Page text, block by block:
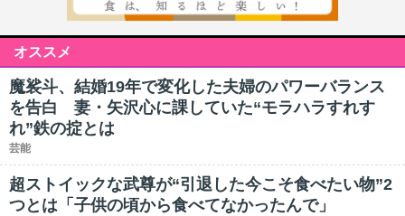
オススメ
魔裟斗、結婚19年で変化した夫婦のパワーバランス
を告白 妻・矢沢心に課していた“モラハラすれす
れ”鉄の掟とは
芸能
超ストイックな武尊が“引退した今こそ食べたい物”2
つとは「子供の頃から食べてなかったんで」